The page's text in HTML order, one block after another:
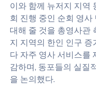
이와 함께 뉴저지 지역
회 진행 중인 순회 영
대해 줄 것을 총영사관
지 지역의 한인 인구
다 자주 영사 서비스를
감하며, 동포들의 실질
을 논의했다.